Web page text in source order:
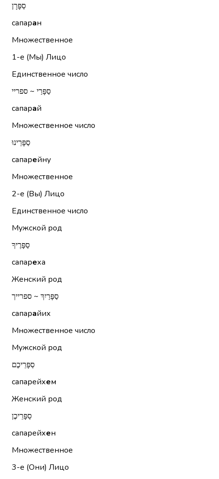
סַפָּרָן
сапаран
Множественное
1-е (Мы) Лицо
Единственное число
סַפָּרַי ~ ספריי
сапарай
Множественное число
סַפָּרֵינוּ
сапарейну
Множественное
2-е (Вы) Лицо
Единственное число
Мужской род
סַפָּרֶיךָ
сапареха
Женский род
סַפָּרַיִךְ ~ ספרייך
сапарайих
Множественное число
Мужской род
סַפָּרֵיכֶם
сапарейхем
Женский род
סַפָּרֵיכֶן
сапарейхен
Множественное
3-е (Они) Лицо